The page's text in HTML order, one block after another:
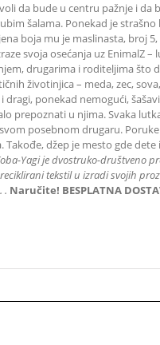
da bude u centru pažnje i da
šalama. Ponekad je strašno
boja mu je maslinasta, broj
svoja osećanja uz EnimalZ
drugarima i roditeljima što
životinjica – meda, zec,
ponekad nemogući,
prepoznati u njima. Svaka
posebnom drugaru.
džep je mesto gde
oba-Yagi je dvostruko-društveno
tekstil u izradi svojih
. Naručite! BESPLATNA